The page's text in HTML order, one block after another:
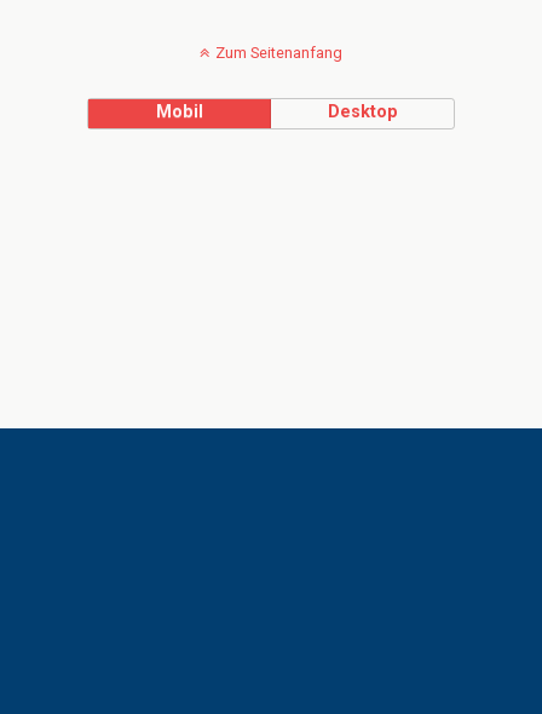
Zum Seitenanfang
Mobil Desktop